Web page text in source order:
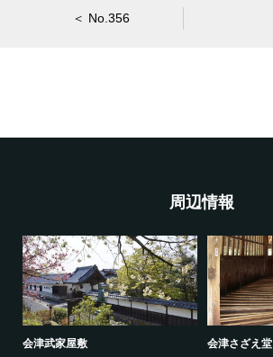
＜ No.356
周辺情報
会津武家屋敷 会津さざえ堂